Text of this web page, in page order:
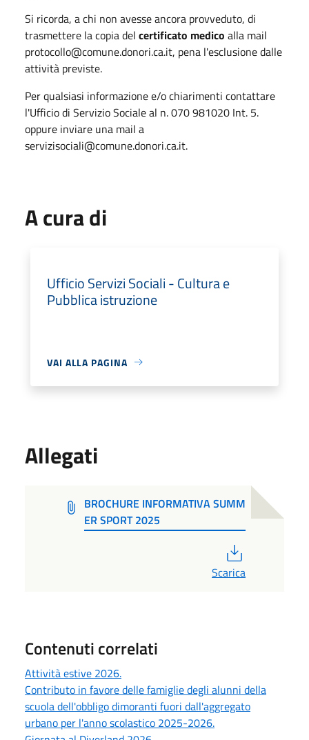
Si ricorda, a chi non avesse ancora provveduto, di
trasmettere la copia del certificato medico alla mail
protocollo@comune.donori.ca.it, pena l'esclusione dalle
attività previste.
Per qualsiasi informazione e/o chiarimenti contattare
l'Ufficio di Servizio Sociale al n. 070 981020 Int. 5.
oppure inviare una mail a
servizisociali@comune.donori.ca.it.
A cura di
Ufficio Servizi Sociali - Cultura e
Pubblica istruzione
VAI ALLA PAGINA
Allegati
BROCHURE INFORMATIVA SUMM
ER SPORT 2025
Scarica
Contenuti correlati
Attività estive 2026.
Contributo in favore delle famiglie degli alunni della
scuola dell'obbligo dimoranti fuori dall'aggregato
urbano per l'anno scolastico 2025-2026.